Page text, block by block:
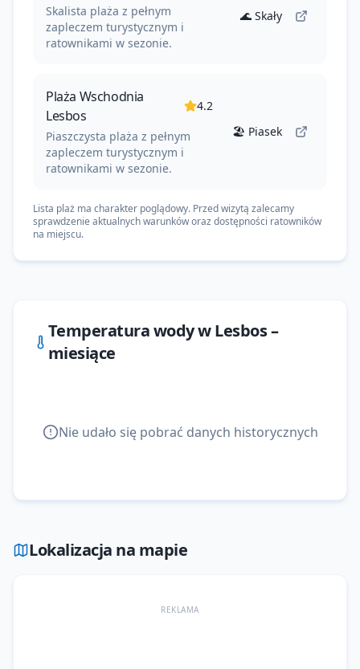
Skalista plaża z pełnym
zapleczem turystycznym i
ratownikami w sezonie.
🌊 Skały
Plaża Wschodnia
Lesbos
4.2
Piaszczysta plaża z pełnym
zapleczem turystycznym i
ratownikami w sezonie.
🏖️ Piasek
Lista plaż ma charakter poglądowy. Przed wizytą zalecamy
sprawdzenie aktualnych warunków oraz dostępności ratowników
na miejscu.
Temperatura wody wLesbos–
miesiące
Nie udało się pobrać danych historycznych
Lokalizacja na mapie
REKLAMA